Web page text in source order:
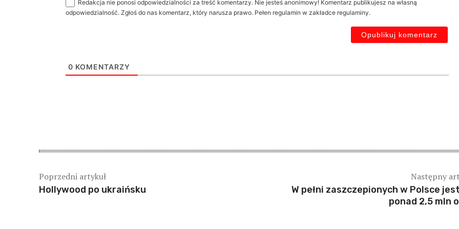
Redakcja nie ponosi odpowiedzialności za treść komentarzy. Nie jesteś anonimowy! Komentarz publikujesz na własną
odpowiedzialność. Zgłoś do nas komentarz, który narusza prawo. Pełen regulamin w zakładce regulaminy.
0 KOMENTARZY
Poprzedni artykuł
Hollywood po ukraińsku
Następny
W pełni zaszczepionych w Polsce
ponad 2,5 mln